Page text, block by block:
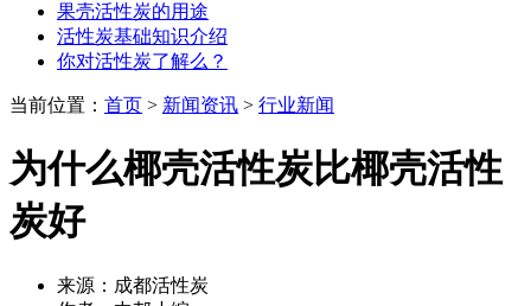
果壳活性炭的用途
活性炭基础知识介绍
你对活性炭了解么？
当前位置： 首页 > 新闻资讯 > 行业新闻
为什么椰壳活性炭比椰壳活性
炭好
来源：成都活性炭